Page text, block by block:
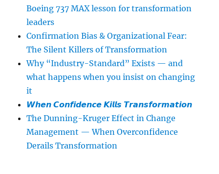
Boeing 737 MAX lesson for transformation
leaders
Confirmation Bias & Organizational Fear:
The Silent Killers of Transformation
Why “Industry-Standard” Exists — and
what happens when you insist on changing
it
𝙒𝙝𝙚𝙣 𝘾𝙤𝙣𝙛𝙞𝙙𝙚𝙣𝙘𝙚 𝙆𝙞𝙡𝙡𝙨 𝙏𝙧𝙖𝙣𝙨𝙛𝙤𝙧𝙢𝙖𝙩𝙞𝙤𝙣
The Dunning-Kruger Effect in Change
Management — When Overconfidence
Derails Transformation